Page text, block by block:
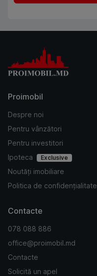
Proimobil
Despre noi
Pentru vânzători
Pentru investitori
Ipoteca
Exclusive
Noutăți imobiliare
Politica de confidențialitate
Contacte
078 088 886
office@proimobil.md
Contacte
Solicită un apel